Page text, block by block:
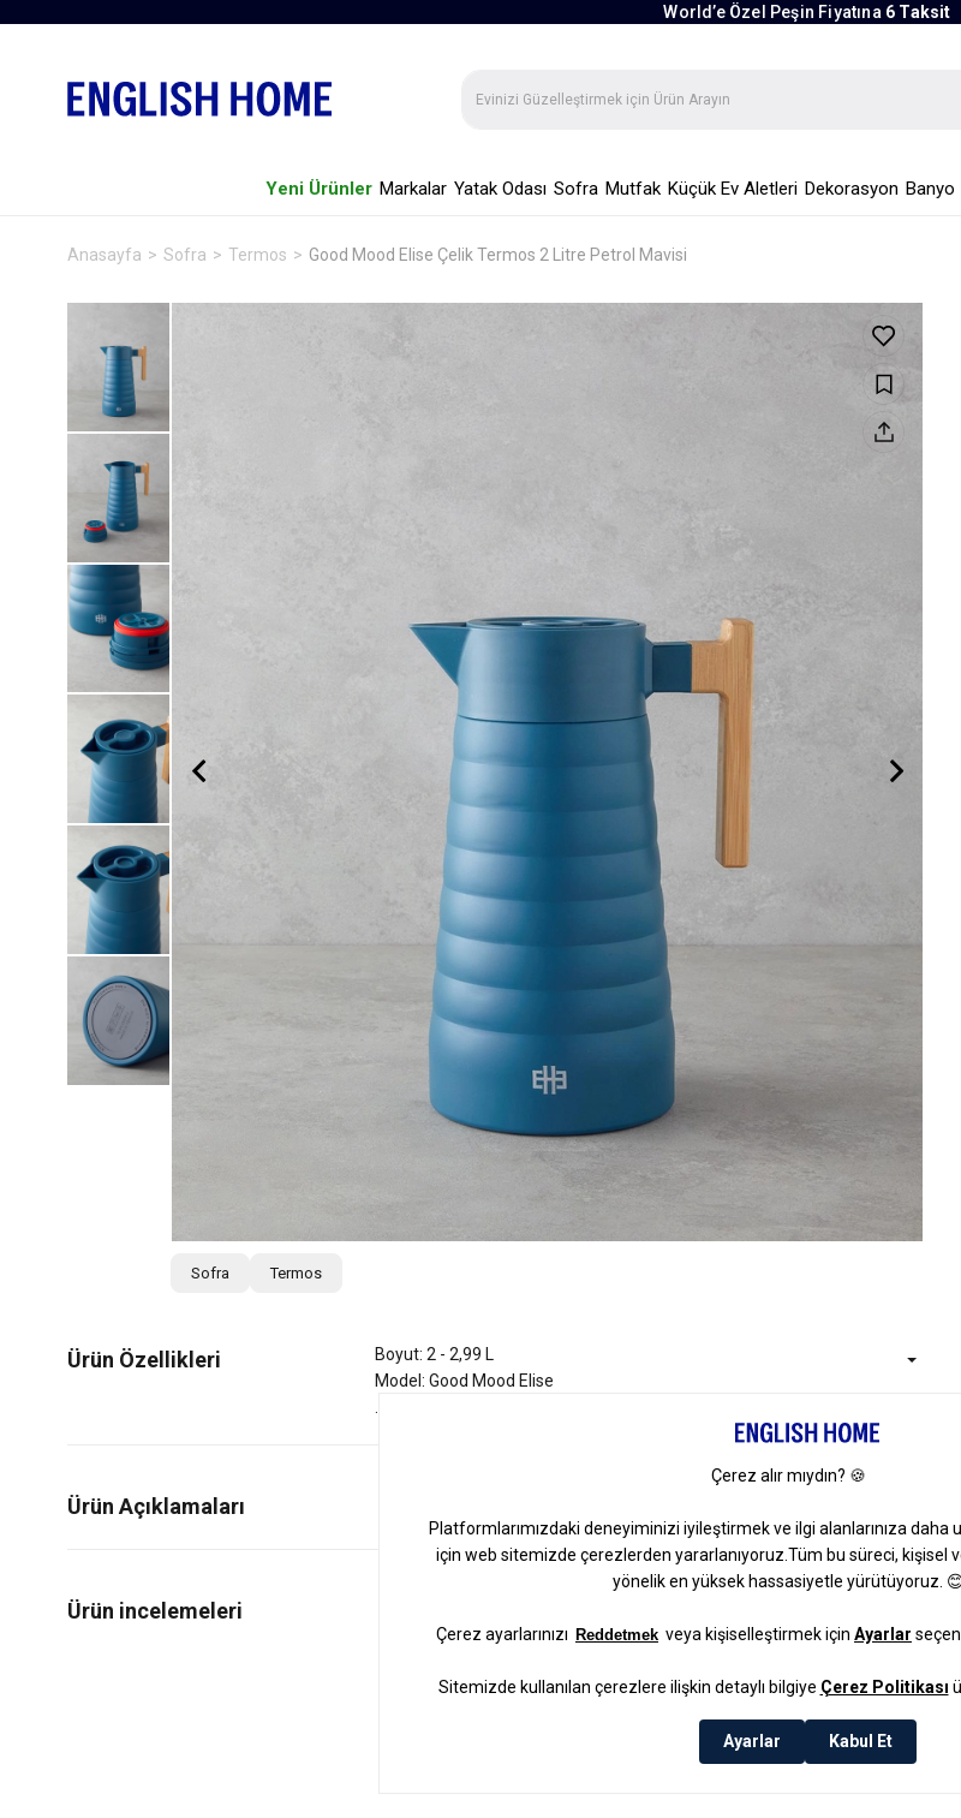
World’e Özel Peşin Fiyatına 6 Taksit
Yeni Ürünler Markalar Yatak Odası Sofra Mutfak Küçük Ev Aletleri Dekorasyon Banyo
Anasayfa Sofra Termos Good Mood Elise Çelik Termos 2 Litre Petrol Mavisi
Sofra Termos
Ürün Özellikleri
Boyut: 2 - 2,99 L
Model: Good Mood Elise
Ürün Açıklamaları